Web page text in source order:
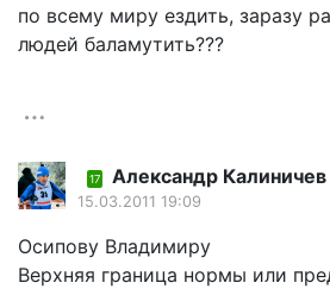
по всему миру ездить, заразу
людей баламутить???
17 Александр Калиничев
15.03.2011 19:09
Осипову Владимиру
Верхняя граница нормы или